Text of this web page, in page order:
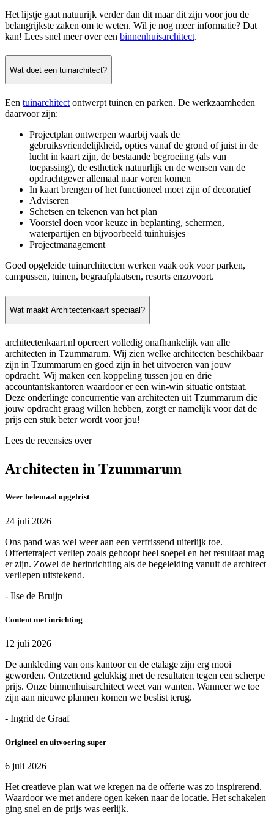
Het lijstje gaat natuurijk verder dan dit maar dit zijn voor jou de
belangrijkste zaken om te weten. Wil je nog meer informatie? Dat
kan! Lees snel meer over een binnenhuisarchitect.
Wat doet een tuinarchitect?
Een tuinarchitect ontwerpt tuinen en parken. De werkzaamheden
daarvoor zijn:
Projectplan ontwerpen waarbij vaak de
gebruiksvriendelijkheid, opties vanaf de grond of juist in de
lucht in kaart zijn, de bestaande begroeiing (als van
toepassing), de esthetiek natuurlijk en de wensen van de
opdrachtgever allemaal naar voren komen
In kaart brengen of het functioneel moet zijn of decoratief
Adviseren
Schetsen en tekenen van het plan
Voorstel doen voor keuze in beplanting, schermen,
waterpartijen en bijvoorbeeld tuinhuisjes
Projectmanagement
Goed opgeleide tuinarchitecten werken vaak ook voor parken,
campussen, tuinen, begraafplaatsen, resorts enzovoort.
Wat maakt Architectenkaart speciaal?
architectenkaart.nl opereert volledig onafhankelijk van alle
architecten in Tzummarum. Wij zien welke architecten beschikbaar
zijn in Tzummarum en goed zijn in het uitvoeren van jouw
opdracht. Wij maken een koppeling tussen jou en drie
accountantskantoren waardoor er een win-win situatie ontstaat.
Deze onderlinge concurrentie van architecten uit Tzummarum die
jouw opdracht graag willen hebben, zorgt er namelijk voor dat de
prijs een stuk beter wordt voor jou!
Lees de recensies over
Architecten in Tzummarum
Weer helemaal opgefrist
24 juli 2026
Ons pand was wel weer aan een verfrissend uiterlijk toe.
Offertetraject verliep zoals gehoopt heel soepel en het resultaat mag
er zijn. Zowel de herinrichting als de begeleiding vanuit de architect
verliepen uitstekend.
- Ilse de Bruijn
Content met inrichting
12 juli 2026
De aankleding van ons kantoor en de etalage zijn erg mooi
geworden. Ontzettend gelukkig met de resultaten tegen een scherpe
prijs. Onze binnenhuisarchitect weet van wanten. Wanneer we toe
zijn aan nieuwe plannen komen we beslist terug.
- Ingrid de Graaf
Origineel en uitvoering super
6 juli 2026
Het creatieve plan wat we kregen na de offerte was zo inspirerend.
Waardoor we met andere ogen keken naar de locatie. Het schakelen
ging snel en de prijs was eerlijk.